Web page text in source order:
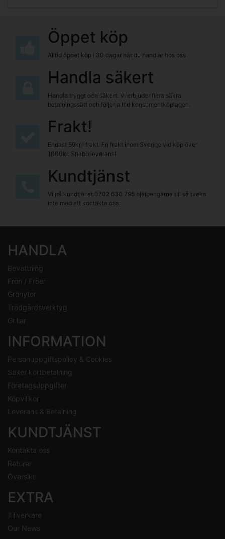
Öppet köp
Alltid öppet köp i 30 dagar när du handlar hos oss
Handla säkert
Handla tryggt och säkert. Vi erbjuder flera säkra
betalningssätt och följer alltid konsumentköplagen.
Frakt!
Endast 59kr i frakt. Fri frakt inom Sverige vid köp över
1000kr. Snabb leverans!
Kundtjänst
Vi på kundtjänst 0702 630 795 hjälper gärna till så tveka
inte med att kontakta oss.
HANDLA
Bevattning
Frön / Fröer
Grönytor
Trädgårdsverktyg
Grillar
INFORMATION
Personuppgiftspolicy & Cookies
Säker kortbetalning
Företagsuppgifter
Köpvillkor
Leverans & Betalning
KUNDTJÄNST
Kontakta oss
Returer
Översikt
EXTRA
Tillverkare
Our News